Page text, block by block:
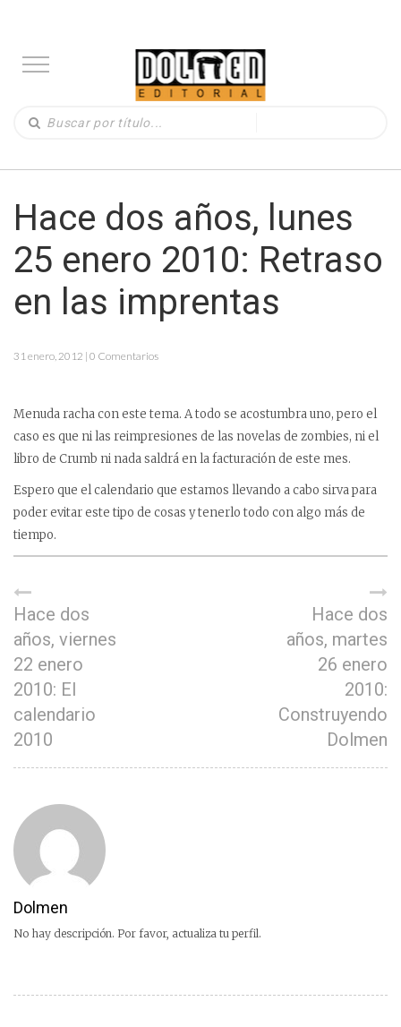
Hace dos años, lunes
25 enero 2010: Retraso
en las imprentas
31 enero, 2012 | 0 Comentarios
Menuda racha con este tema. A todo se acostumbra uno, pero el
caso es que ni las reimpresiones de las novelas de zombies, ni el
libro de Crumb ni nada saldrá en la facturación de este mes.
Espero que el calendario que estamos llevando a cabo sirva para
poder evitar este tipo de cosas y tenerlo todo con algo más de
tiempo.
Hace dos
años, viernes
22 enero
2010: El
calendario
2010
Hace dos
años, martes
26 enero
2010:
Construyendo
Dolmen
Dolmen
No hay descripción. Por favor, actualiza tu perfil.